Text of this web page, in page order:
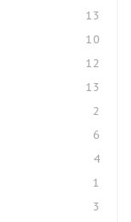
13
10
12
13
2
6
4
1
3